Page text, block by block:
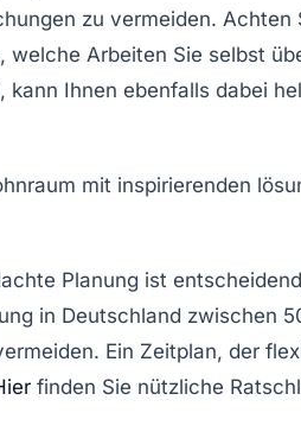
zu vermeiden. Achten
Arbeiten Sie selbst
Ihnen ebenfalls dabei
Planung ist
in Deutschland zwischen
Ein Zeitplan, der
finden Sie nützliche